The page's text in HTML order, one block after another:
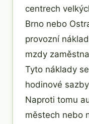
centrech
Brno nebo
provozní
mzdy
Tyto náklady
hodinové
Naproti tomu
městech nebo